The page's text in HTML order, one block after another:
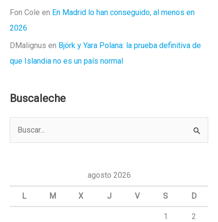
Fon Cole en En Madrid lo han conseguido, al menos en
2026
DMalignus en Björk y Yara Polana: la prueba definitiva de
que Islandia no es un país normal
Buscaleche
a
agosto 2026
L M X J V S D
1
2